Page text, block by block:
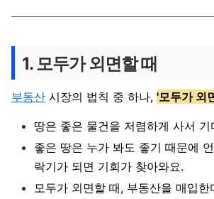
1. 모두가 외면할 때
부동산 시장의 법칙 중 하나, '모두가 외
땅은 좋은 물건을 저렴하게 사서
좋은 땅은 누가 봐도 좋기 때문에
락기가 되면 기회가 찾아와요.
모두가 외면할 때, 부동산을 매입